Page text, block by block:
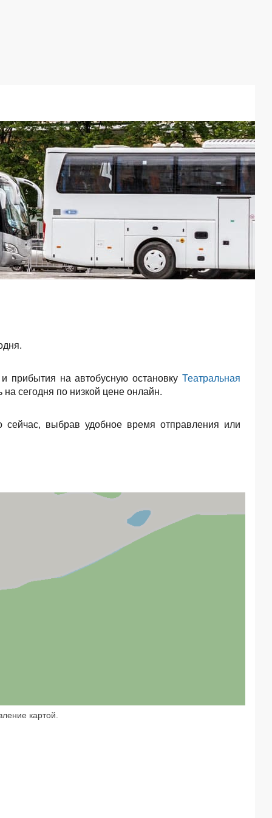
прибытия на автобусную остановкуТеатральная
сегодня по низкой цене онлайн.
выбрав удобное время отправления или
картой.